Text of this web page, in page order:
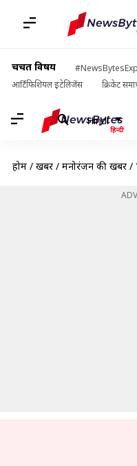
चर्चित विषय
आर्टिफिशियल इंटेलिजेंस
क्रिकेट
Hindi
होम / खबरें / मनोरंजन की खबरें /